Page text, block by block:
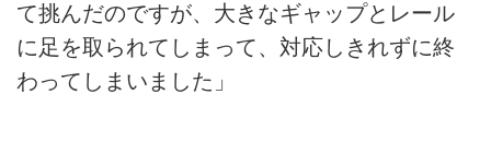
て挑んだのですが、大きなギャップとレール
に足を取られてしまって、対応しきれずに終
わってしまいました」